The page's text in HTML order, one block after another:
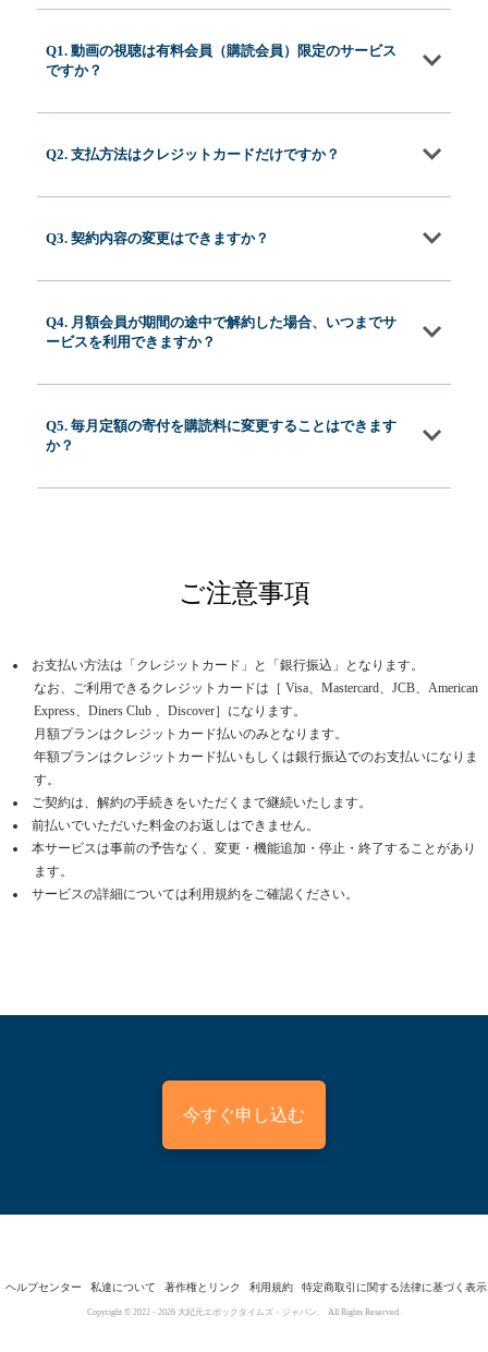
Q1. 動画の視聴は有料会員（購読会員）限定のサービス
ですか？
Q2. 支払方法はクレジットカードだけですか？
Q3. 契約内容の変更はできますか？
Q4. 月額会員が期間の途中で解約した場合、いつまでサ
ービスを利用できますか？
Q5. 毎月定額の寄付を購読料に変更することはできます
か？
ご注意事項
お支払い方法は「クレジットカード」と「銀行振込」となります。
なお、ご利用できるクレジットカードは［ Visa、Mastercard、JCB、American
Express、Diners Club 、Discover］になります。
月額プランはクレジットカード払いのみとなります。
年額プランはクレジットカード払いもしくは銀行振込でのお支払いになりま
す。
ご契約は、解約の手続きをいただくまで継続いたします。
前払いでいただいた料金のお返しはできません。
本サービスは事前の予告なく、変更・機能追加・停止・終了することがあり
ます。
サービスの詳細については利用規約をご確認ください。
今すぐ申し込む
ヘルプセンター 私達について 著作権とリンク 利用規約 特定商取引に関する法律に基づく表示
Copyright © 2022 - 2026 大紀元エポックタイムズ・ジャパン. All Rights Reserved.